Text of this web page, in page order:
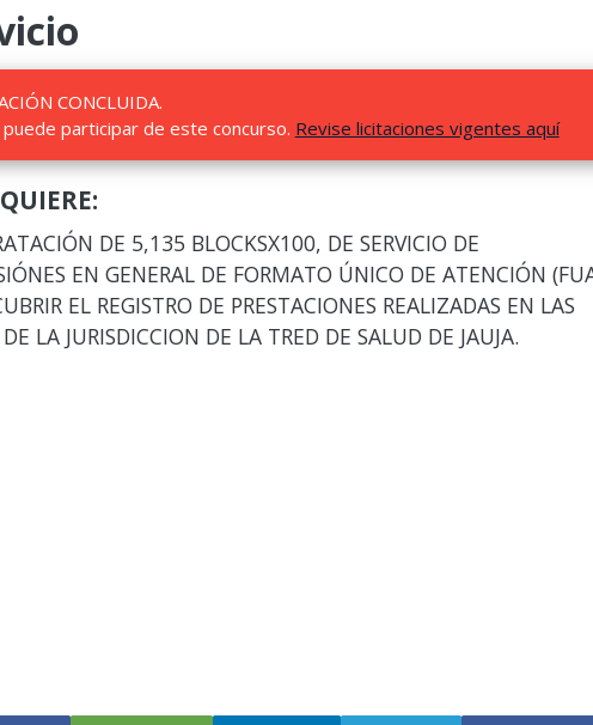
CONCLUIDA.
puede participar de este concurso. Revise licitaciones vigentes aquí
DE 5,135 BLOCKSX100, DE SERVICIO DE
EN GENERAL DE FORMATO ÚNICO DE ATENCIÓN
EL REGISTRO DE PRESTACIONES REALIZADAS EN LAS
DE LA JURISDICCION DE LA TRED DE SALUD DE JAUJA.